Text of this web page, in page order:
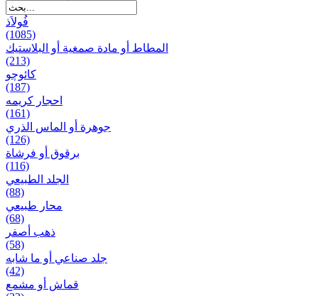
فُولاَذ
(1085)
المطاط أو مادة صمغية أو البلاستيك
(213)
کائوچو
(187)
احجار کریمه
(161)
جوهرة أو الماس الذري
(126)
برقوق أو فرشاة
(116)
الجلد الطبيعي
(88)
محار طبيعي
(68)
ذهب أصفر
(58)
جلد صناعي أو ما شابه
(42)
قماش أو مشمع